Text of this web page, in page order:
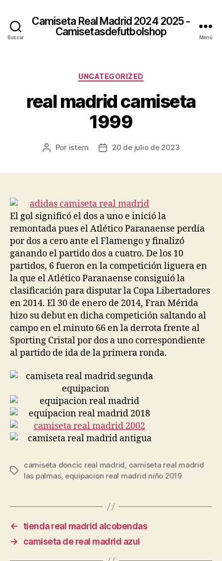
Buscar
Camiseta Real Madrid 2024 2025 -
Camisetasdefutbolshop
Menú
Categorías
UNCATEGORIZED
real madrid camiseta
1999
Autor
Por istern
Fecha20 de julio de 2023
El gol significó el dos a uno e inició la
remontada pues el Atlético Paranaense perdía
por dos a cero ante el Flamengo y finalizó
ganando el partido dos a cuatro. De los 10
partidos, 6 fueron en la competición liguera en
la que el Atlético Paranaense consiguió la
clasificación para disputar la Copa Libertadores
en 2014. El 30 de enero de 2014, Fran Mérida
hizo su debut en dicha competición saltando al
campo en el minuto 66 en la derrota frente al
Sporting Cristal por dos a uno correspondiente
al partido de ida de la primera ronda.
Etiquetas
camiseta doncic real madrid, camiseta real madrid
las palmas, equipacion real madrid niño 2019
← tienda real madrid alcobendas
→
camiseta de real madrid azul